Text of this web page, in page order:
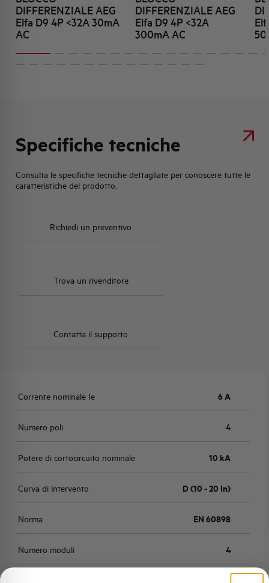
DIFFERENZIALE AEG
Elfa D9 4P <32A 30mA
AC
DIFFERENZIALE AEG
Elfa D9 4P <32A
300mA AC
Specifiche tecniche
Consulta le specifiche tecniche dettagliate per conoscere tutte le
caratteristiche del prodotto.
Richiedi un preventivo
Trova un rivenditore
Contatta il supporto
Corrente nominale Ie 6 A
Numero poli 4
Potere di cortocircuito nominale 10 kA
Curva di intervento D (10 - 20 In)
Norma EN 60898
Numero moduli 4